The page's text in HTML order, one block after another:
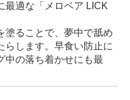
最適な「メロベア LICK
塗ることで、夢中で舐め
らします。早食い防止に
中の落ち着かせにも最